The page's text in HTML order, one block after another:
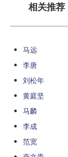
相关推荐
马远
李唐
刘松年
黄庭坚
马麟
李成
范宽